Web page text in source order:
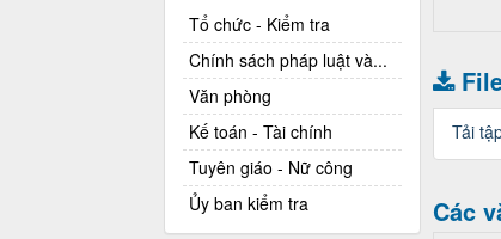
Tải
Các
Tổ chức - Kiểm tra
Chính sách pháp luật và...
Văn phòng
Kế toán - Tài chính
Tuyên giáo - Nữ công
Ủy ban kiểm tra